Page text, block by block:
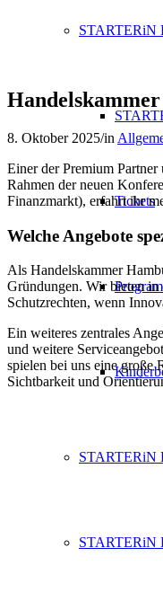
STARTERiN
Tickets
STARTERiN
STARTERiN
8. Oktober 2025/in
Einer der Premium
Rahmen der neuen
Finanzmarkt), erfahrt ihr
Welche Angebote
Als Handelskammer
Gründungen. Wir bieten in
Schutzrechten, wenn
Ein weiteres zentrales
und weitere
spielen bei uns eine
Sichtbarkeit und